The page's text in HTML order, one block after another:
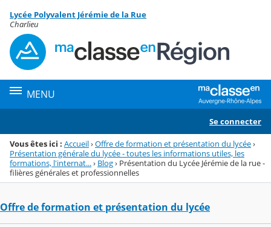
Menu de la rubrique
Contenu
Lycée Polyvalent Jérémie de la Rue
Charlieu
MENU
Se connecter
Vous êtes ici : Accueil›Offre de formation et présentation du lycée›
Présentation générale du lycée - toutes les informations utiles, les
formations, l'internat...› Blog› Présentation du Lycée Jérémie de la rue -
filières générales et professionnelles
Offre de formation et présentation du lycée